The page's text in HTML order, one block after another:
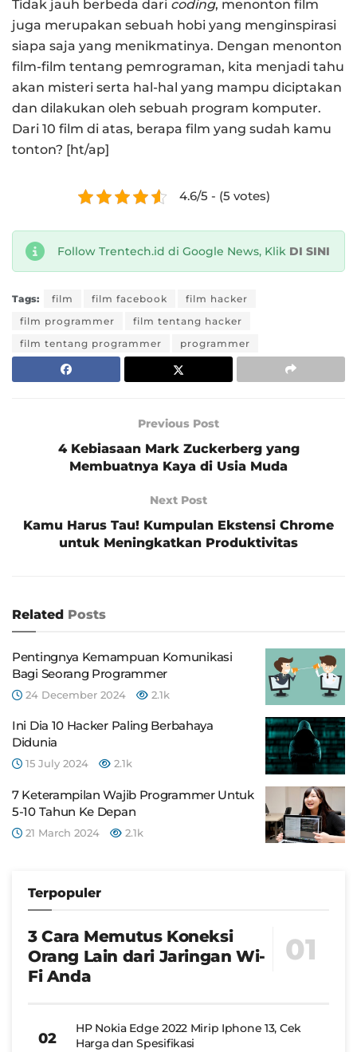
Tidak jauh berbeda dari coding, menonton film
juga merupakan sebuah hobi yang menginspirasi
siapa saja yang menikmatinya. Dengan menonton
film-film tentang pemrograman, kita menjadi tahu
akan misteri serta hal-hal yang mampu diciptakan
dan dilakukan oleh sebuah program komputer.
Dari 10 film di atas, berapa film yang sudah kamu
tonton? [ht/ap]
4.6/5 - (5 votes)
Follow Trentech.id di Google News, Klik DI SINI
Tags: film film facebook
film hacker
film programmer
film tentang hacker
film tentang programmer
programmer
Previous Post
4 Kebiasaan Mark Zuckerberg yang
Membuatnya Kaya di Usia Muda
Next Post
Kamu Harus Tau! Kumpulan Ekstensi Chrome
untuk Meningkatkan Produktivitas
Related Posts
Pentingnya Kemampuan Komunikasi
Bagi Seorang Programmer
24 December 2024 2.1k
Ini Dia 10 Hacker Paling Berbahaya
Didunia
15 July 2024 2.1k
7 Keterampilan Wajib Programmer Untuk
5-10 Tahun Ke Depan
21 March 2024 2.1k
Terpopuler
3 Cara Memutus Koneksi
Orang Lain dari Jaringan Wi-
Fi Anda
HP Nokia Edge 2022 Mirip Iphone 13, Cek
Harga dan Spesifikasi